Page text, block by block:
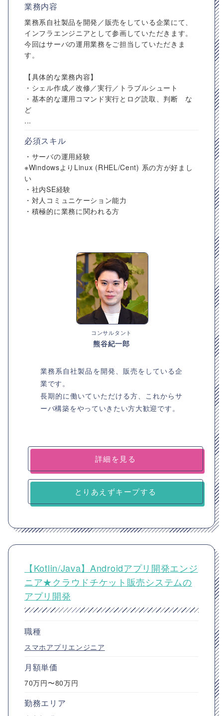
業務内容
業務系自社製品を開発／販売をしている企業にて、
インフラエンジニアとして参画していただきます。
今回はサーバの運用業務をご担当していただきま
す。
【具体的な業務内容】
・シェル作成／改修／実行／トラブルシュート
・基本的な運用コマンド実行とログ読取、判断 な
ど
...
必須スキル
・サーバの運用経験
※WindowsよりLinux (RHEL/Cent) 系の方が好まし
い
・社内SE経験
・対人コミュニケーション能力
・積極的に業務に関われる方
コンサルタント
熊谷紀一郎
業務系自社製品を開発、販売をしている企
業です。
長期的に働いていただける方、これからサ
ーバ構築をやっていきたい方大歓迎です。
詳細を見る
とりあえずキープする
【Kotlin/Java】Androidアプリ開発エンジ
ニア★クラウドチケット販売システムの
アプリ開発
職種
スマホアプリエンジニア
月額単価
70万円〜80万円
勤務エリア